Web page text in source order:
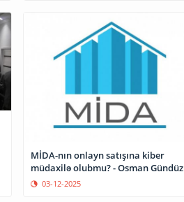
MİDA-nın onlayn satışına kiber
müdaxilə olubmu? - Osman Gündüz
03-12-2025